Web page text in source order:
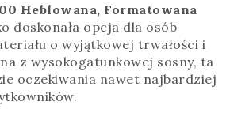
Heblowana, Formatowana
doskonała opcja dla osób
o wyjątkowej trwałości i
z wysokogatunkowej sosny, ta
oczekiwania nawet najbardziej